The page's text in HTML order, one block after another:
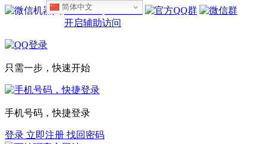
简体中文
设为首页
收藏本站
开启辅助访问
只需一步，快速开始
手机号码，快捷登录
登录 立即注册 找回密码